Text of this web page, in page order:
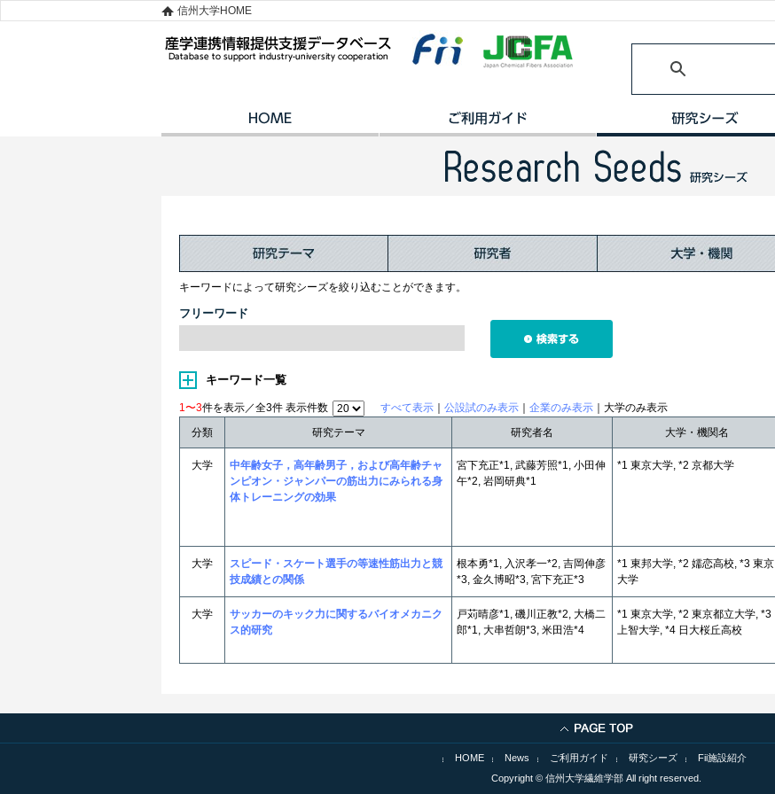
信州大学HOME
キーワードによって研究シーズを絞り込むことができます。
フリーワード
キーワード一覧
1〜3件を表示／全3件 表示件数 すべて表示 公設試のみ表示 企業のみ表示 ｜大学のみ表示
分類 研究テーマ 研究者名 大学・機関名
大学
中年齢女子，高年齢男子，および高年齢チャ
ンピオン・ジャンパーの筋出力にみられる身
体トレーニングの効果
宮下充正*1, 武藤芳照*1, 小田伸
午*2, 岩岡研典*1
*1 東京大学, *2 京都大学
大学
スピード・スケート選手の等速性筋出力と競
技成績との関係
根本勇*1, 入沢孝一*2, 吉岡伸彦
*3, 金久博昭*3, 宮下充正*3
*1 東邦大学, *2 嬬恋高校, *3 東京
大学
大学
サッカーのキック力に関するバイオメカニク
ス的研究
戸苅晴彦*1, 磯川正教*2, 大橋二
郎*1, 大串哲朗*3, 米田浩*4
*1 東京大学, *2 東京都立大学, *3
上智大学, *4 日大桜丘高校
HOME News ご利用ガイド 研究シーズ
Fii施設紹介
Copyright © 信州大学繊維学部 All right reserved.